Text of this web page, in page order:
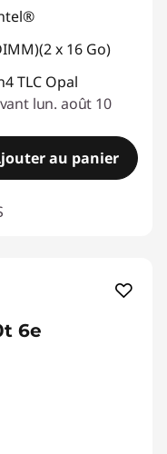
x 16 Go)
TLC Opal
lun. août 10
au panier
6e